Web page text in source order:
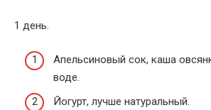
1 день.
Апельсиновый сок, каша
воде.
Йогурт, лучше натуральный.